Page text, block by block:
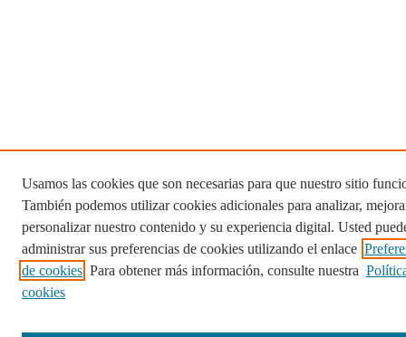
Usamos las cookies que son necesarias para que nuestro sitio
También podemos utilizar cookies adicionales para analizar,
personalizar nuestro contenido y su experiencia digital. Usted
administrar sus preferencias de cookies utilizando el enlace
de cookies . Para obtener más información, consulte nuestra
cookies